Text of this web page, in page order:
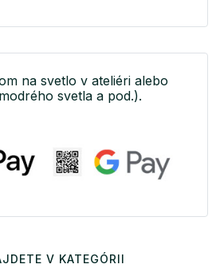
na svetlo v ateliéri alebo
svetla a pod.).
V KATEGÓRII